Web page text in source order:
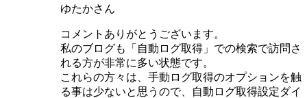
ゆたかさん
コメントありがとうございます。
私のブログも「自動ログ取得」での検索で訪問さ
れる方が非常に多い状態です。
これらの方々は、手動ログ取得のオプションを触
る事は少ないと思うので、自動ログ取得設定ダイ